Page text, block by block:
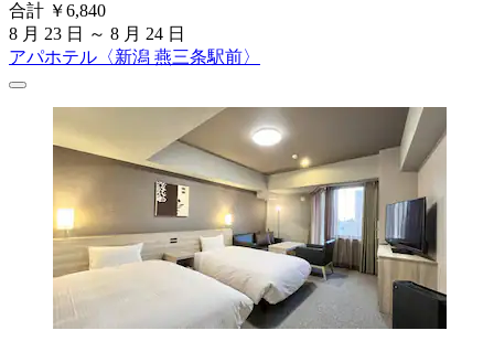
合計 ￥6,840
8 月 23 日 ～ 8 月 24 日
アパホテル〈新潟 燕三条駅前〉